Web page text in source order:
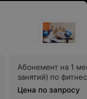
Абонемент на 1
занятий) по
Цена по запросу